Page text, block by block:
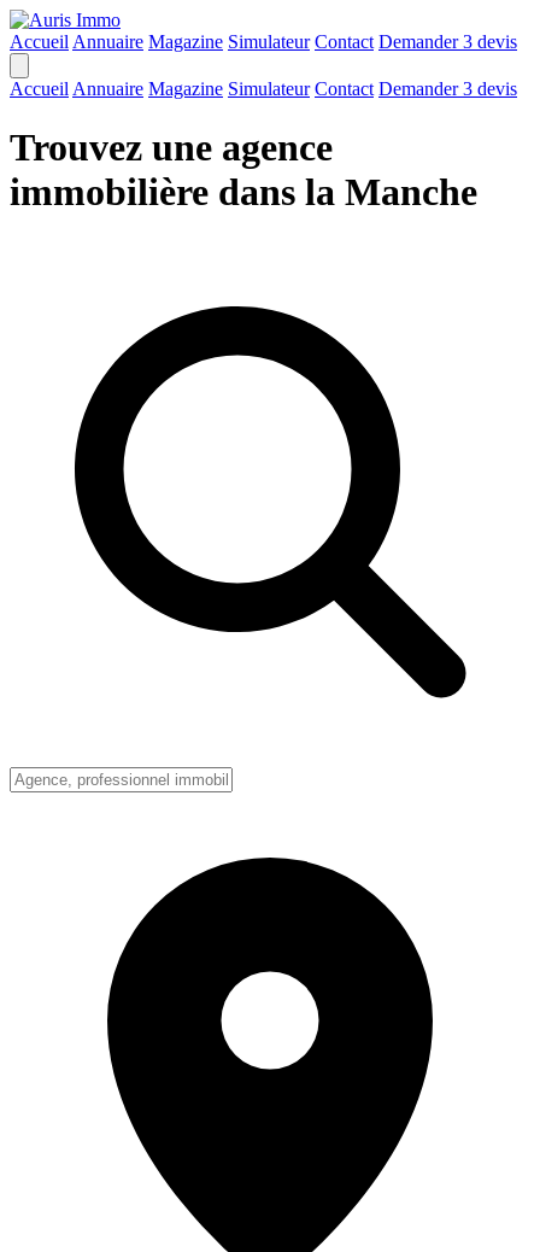
Accueil Annuaire Magazine Simulateur Contact Demander 3 devis
Accueil Annuaire Magazine Simulateur Contact Demander 3 devis
Trouvez une agence
immobilière dans la Manche